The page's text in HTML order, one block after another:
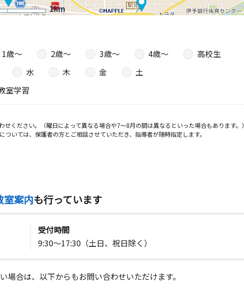
1km
1歳〜 2歳〜 3歳〜 4歳〜
高校生
水 木 金
土
室学習
ください。（曜日によって異なる場合や7～8月の間は異なるといった場合もあります。）
いては、保護者の方とご相談させていただき、指導者が随時指定します。
室案内も行っています
受付時間
9:30～17:30（土日、祝日除く）
場合は、以下からもお問い合わせいただけます。